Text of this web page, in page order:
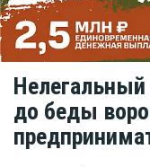
до беды